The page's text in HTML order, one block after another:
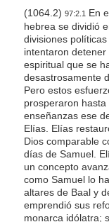
(1064.2) 97:2.1 En
hebrea se dividió
divisiones
intentaron
espiritual que se
desastrosamente
Pero estos
prosperaron
enseñanzas ese
Elías. Elías
Dios comparable
días de Samuel.
un concepto
como Samuel lo
altares de Baal y
emprendió sus
monarca idólatra;